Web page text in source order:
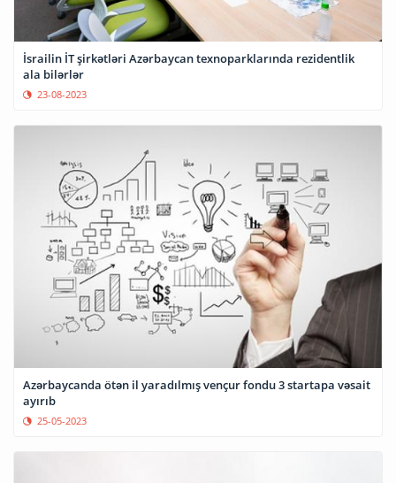
İsrailin İT şirkətləri Azərbaycan texnoparklarında rezidentlik
ala bilərlər
23-08-2023
Azərbaycanda ötən il yaradılmış vençur fondu 3 startapa vəsait
ayırıb
25-05-2023